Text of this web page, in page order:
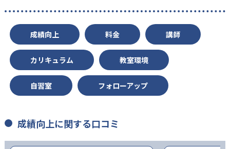
金城学院中学校 -
海陽中等教育学校
名古屋女子大学中学校
聖霊中学校 - 大成中学校
暁中学校 -
成績向上 料金 講師
カリキュラム 教室環境
自習室 フォローアップ
成績向上に関する口コミ